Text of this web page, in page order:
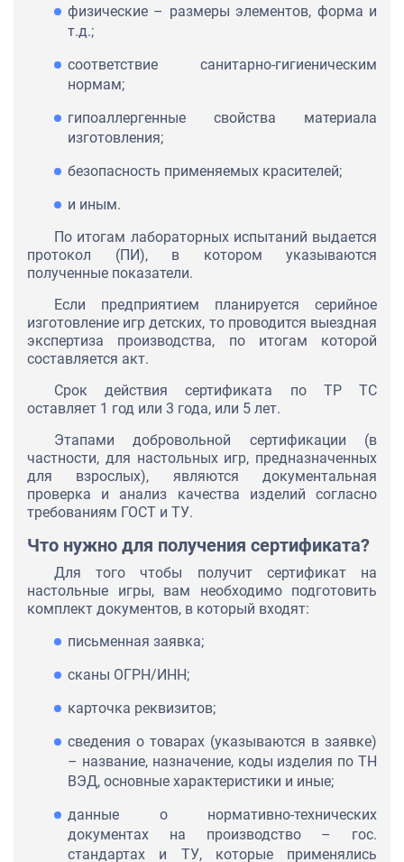
физические – размеры элементов, форма и
т.д.;
соответствие санитарно-гигиеническим
нормам;
гипоаллергенные свойства материала
изготовления;
безопасность применяемых красителей;
и иным.
По итогам лабораторных испытаний выдается
протокол (ПИ), в котором указываются
полученные показатели.
Если предприятием планируется серийное
изготовление игр детских, то проводится выездная
экспертиза производства, по итогам которой
составляется акт.
Срок действия сертификата по ТР ТС
оставляет 1 год или 3 года, или 5 лет.
Этапами добровольной сертификации (в
частности, для настольных игр, предназначенных
для взрослых), являются документальная
проверка и анализ качества изделий согласно
требованиям ГОСТ и ТУ.
Что нужно для получения сертификата?
Для того чтобы получит сертификат на
настольные игры, вам необходимо подготовить
комплект документов, в который входят:
письменная заявка;
сканы ОГРН/ИНН;
карточка реквизитов;
сведения о товарах (указываются в заявке)
– название, назначение, коды изделия по ТН
ВЭД, основные характеристики и иные;
данные о нормативно-технических
документах на производство – гос.
стандартах и ТУ, которые применялись